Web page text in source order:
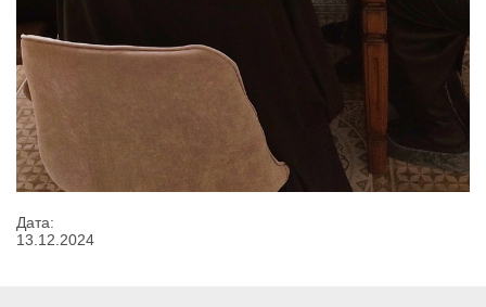
Дата:
13.12.2024